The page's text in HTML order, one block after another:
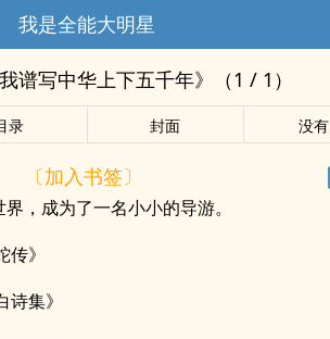
我是全能大明星
谱写中华上下五千年》（1 / 1）
录 封面 没
〔加入书签〕
，成为了一名小小的导游。
》
集》